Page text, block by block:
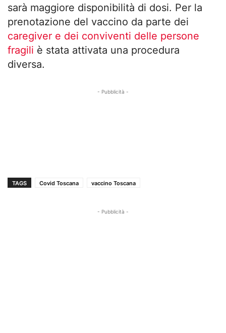
sarà maggiore disponibilità di dosi. Per la
prenotazione del vaccino da parte dei
caregiver e dei conviventi delle persone
fragili è stata attivata una procedura
diversa.
- Pubblicità -
TAGS Covid Toscana vaccino Toscana
- Pubblicità -